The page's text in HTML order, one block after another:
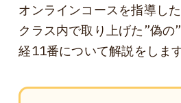
オンラインコースを指導し
クラス内で取り上げた”偽の
経11番について解説をします